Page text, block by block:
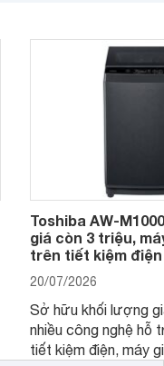
Toshiba AW-
giá còn 3 triệu,
trên tiết kiệm
20/07/2026
Sở hữu khối lượng
nhiều công nghệ hỗ
tiết kiệm điện, máy